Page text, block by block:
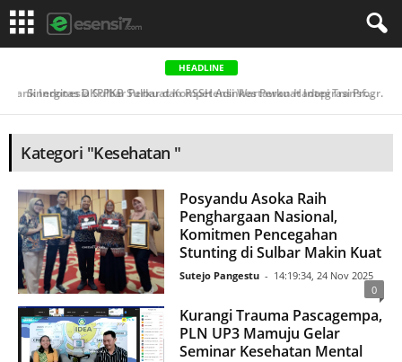
HEADLINE
Bank Indonesia Sulbar Perkuat Kompetensi Wartawan Hadapi Transformasi Jurnalisme Ekonomi Digital... Sinergitas DKPPKB Sulbar dan RSSH Adinkes Perkuat Integrasi Program AIDS, Tuberkulosis & Malaria di ...
Kategori "Kesehatan "
Posyandu Asoka Raih
Penghargaan Nasional,
Komitmen Pencegahan
Stunting di Sulbar Makin Kuat
Sutejo Pangestu - 14:19:34, 24 Nov 2025
0
Kurangi Trauma Pascagempa,
PLN UP3 Mamuju Gelar
Seminar Kesehatan Mental